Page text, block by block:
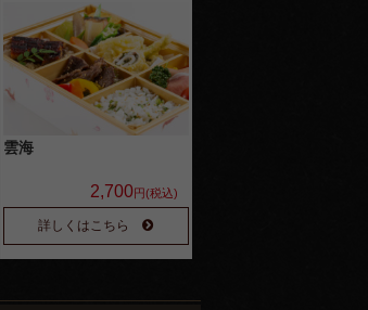
雲海
2,700円(税込)
詳しくはこちら